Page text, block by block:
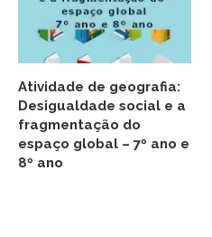
Atividade de geografia:
Desigualdade social e a
fragmentação do
espaço global – 7º ano e
8º ano